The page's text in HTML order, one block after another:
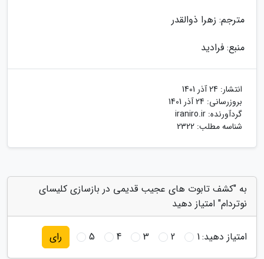
مترجم: زهرا ذوالقدر
منبع: فرادید
انتشار: 24 آذر 1401
بروزرسانی: 24 آذر 1401
گردآورنده: iraniro.ir
شناسه مطلب: 2322
به "کشف تابوت های عجیب قدیمی در بازسازی کلیسای
نوتردام" امتیاز دهید
امتیاز دهید:1
2
3
4
5 رای